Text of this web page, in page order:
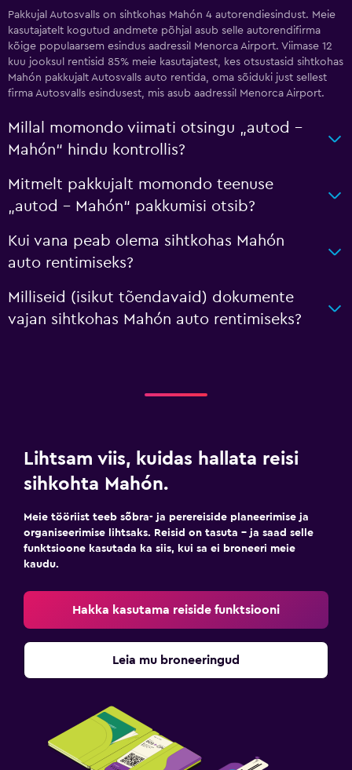
Pakkujal Autosvalls on sihtkohas Mahón 4 autorendiesindust. Meie
kasutajatelt kogutud andmete põhjal asub selle autorendifirma
kõige populaarsem esindus aadressil Menorca Airport. Viimase 12
kuu jooksul rentisid 85% meie kasutajatest, kes otsustasid sihtkohas
Mahón pakkujalt Autosvalls auto rentida, oma sõiduki just sellest
firma Autosvalls esindusest, mis asub aadressil Menorca Airport.
Millal momondo viimati otsingu „autod –
Mahón“ hindu kontrollis?
Mitmelt pakkujalt momondo teenuse
„autod – Mahón“ pakkumisi otsib?
Kui vana peab olema sihtkohas Mahón
auto rentimiseks?
Milliseid (isikut tõendavaid) dokumente
vajan sihtkohas Mahón auto rentimiseks?
Lihtsam viis, kuidas hallata reisi
sihkohta Mahón.
Meie tööriist teeb sõbra- ja perereiside planeerimise ja
organiseerimise lihtsaks. Reisid on tasuta – ja saad selle
funktsioone kasutada ka siis, kui sa ei broneeri meie
kaudu.
Hakka kasutama reiside funktsiooni
Leia mu broneeringud